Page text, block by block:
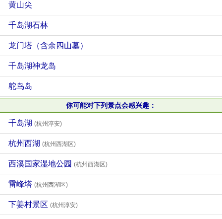
黄山尖
千岛湖石林
龙门塔（含余四山墓）
千岛湖神龙岛
鸵鸟岛
你可能对下列景点会感兴趣：
千岛湖 (杭州淳安)
杭州西湖 (杭州西湖区)
西溪国家湿地公园 (杭州西湖区)
雷峰塔 (杭州西湖区)
下姜村景区 (杭州淳安)